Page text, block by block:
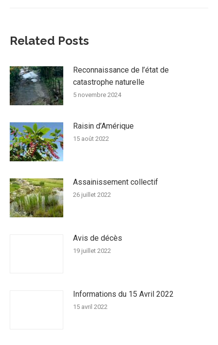
Related Posts
Reconnaissance de l’état de
catastrophe naturelle
5 novembre 2024
Raisin d’Amérique
15 août 2022
Assainissement collectif
26 juillet 2022
Avis de décès
19 juillet 2022
Informations du 15 Avril 2022
15 avril 2022